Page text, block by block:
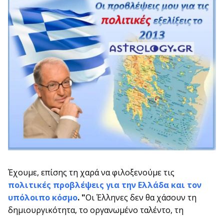
Έχουμε, επίσης τη χαρά να φιλοξενούμε τις
πολιτικές προβλέψεις για την Ελλάδα και τον
υπόλοιπο κόσμο. "Οι Έλληνες δεν θα χάσουν τη
δημιουργικότητα, το οργανωμένο ταλέντο, τη